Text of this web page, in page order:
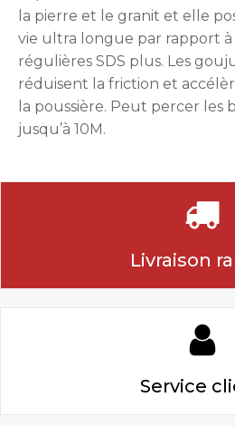
la pierre et le granit et elle
vie ultra longue par rapport à
régulières SDS plus. Les
réduisent la friction et
la poussière. Peut percer les
jusqu’à 10M.
Livraison
Service